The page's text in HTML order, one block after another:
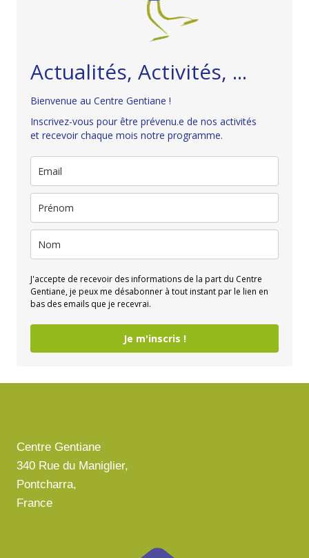
Actualités, Activités, ...
Bienvenue au Centre Gentiane !
Inscrivez-vous pour être prévenu.e de nos activités
et recevoir chaque mois notre programme.
J'accepte de recevoir des informations de la part du Centre
Gentiane, je peux me désabonner à tout instant par le lien en
bas des emails que je recevrai.
Je m'inscris !
Centre Gentiane
340 Rue du Maniglier,
Pontcharra,
France